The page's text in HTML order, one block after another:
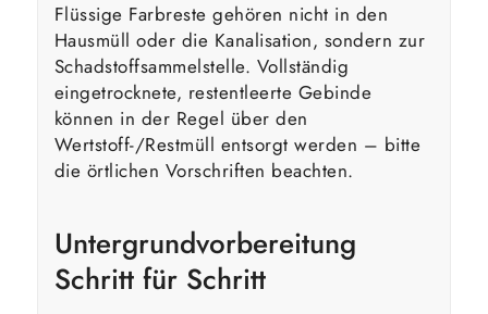
Flüssige Farbreste gehören nicht in den
Hausmüll oder die Kanalisation, sondern zur
Schadstoffsammelstelle. Vollständig
eingetrocknete, restentleerte Gebinde
können in der Regel über den
Wertstoff-/Restmüll entsorgt werden – bitte
die örtlichen Vorschriften beachten.
Untergrundvorbereitung
Schritt für Schritt